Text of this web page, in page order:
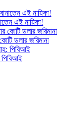
এই নায়িকা!
ডলার জরিমানা
পিবিআই